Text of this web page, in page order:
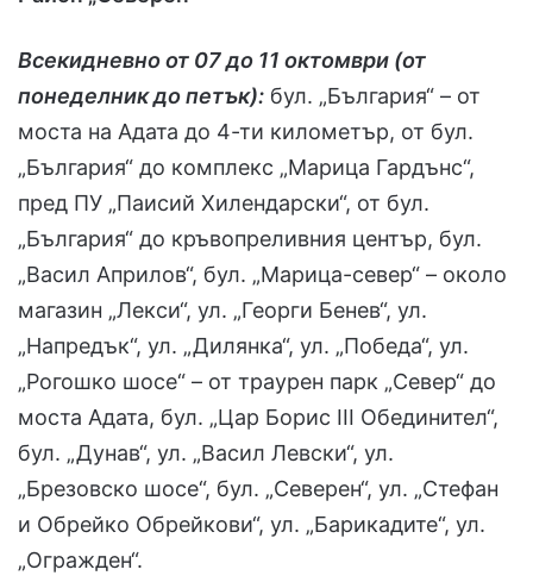
Всекидневно от 07 до 11 октомври (от
понеделник до петък): бул. „България“ – от
моста на Адата до 4-ти километър, от бул.
„България“ до комплекс „Марица Гардънс“,
пред ПУ „Паисий Хилендарски“, от бул.
„България“ до кръвопреливния център, бул.
„Васил Априлов“, бул. „Марица-север“ – около
магазин „Лекси“, ул. „Георги Бенев“, ул.
„Напредък“, ул. „Дилянка“, ул. „Победа“, ул.
„Рогошко шосе“ – от траурен парк „Север“ до
моста Адата, бул. „Цар Борис ІІІ Обединител“,
бул. „Дунав“, ул. „Васил Левски“, ул.
„Брезовско шосе“, бул. „Северен“, ул. „Стефан
и Обрейко Обрейкови“, ул. „Барикадите“, ул.
„Огражден“.